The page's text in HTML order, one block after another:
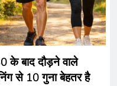
घुटनों का दर्द: 30 के बाद दौड़ने वाले
पैदल चलना रनिंग से 10 गुना बेहतर
के बाद दौड़ने वाले
से 10 गुना बेहतर है